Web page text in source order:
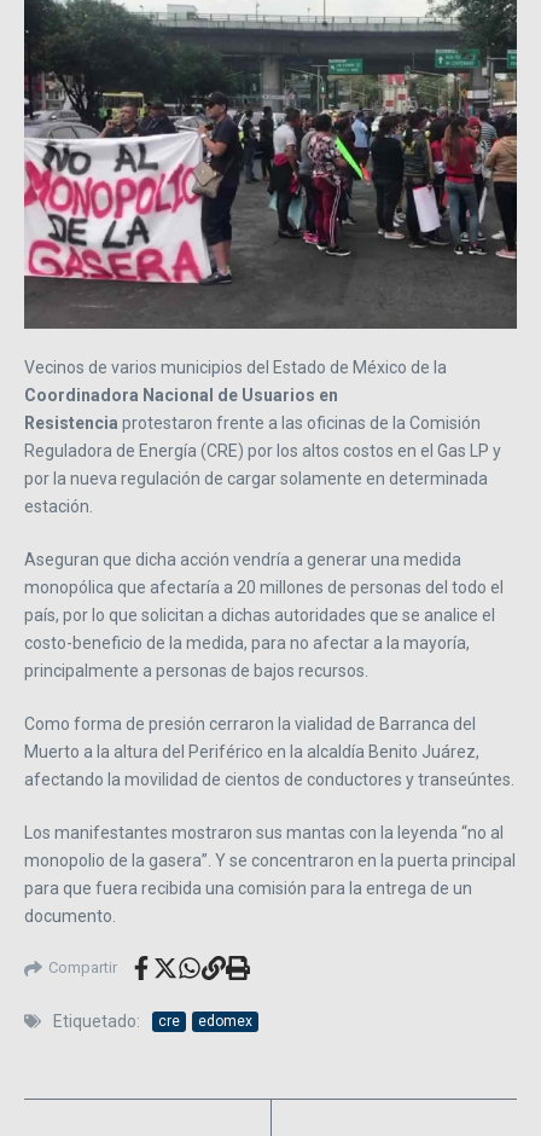
Vecinos de varios municipios del Estado de México de la
Coordinadora Nacional de Usuarios en
Resistencia protestaron frente a las oficinas de la Comisión
Reguladora de Energía (CRE) por los altos costos en el Gas LP y
por la nueva regulación de cargar solamente en determinada
estación.
Aseguran que dicha acción vendría a generar una medida
monopólica que afectaría a 20 millones de personas del todo el
país, por lo que solicitan a dichas autoridades que se analice el
costo-beneficio de la medida, para no afectar a la mayoría,
principalmente a personas de bajos recursos.
Como forma de presión cerraron la vialidad de Barranca del
Muerto a la altura del Periférico en la alcaldía Benito Juárez,
afectando la movilidad de cientos de conductores y transeúntes.
Los manifestantes mostraron sus mantas con la leyenda “no al
monopolio de la gasera”. Y se concentraron en la puerta principal
para que fuera recibida una comisión para la entrega de un
documento.
Compartir
Etiquetado: cre edomex